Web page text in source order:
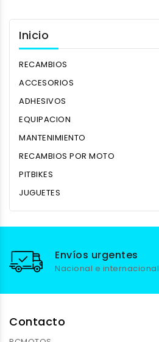
Inicio
RECAMBIOS
ACCESORIOS
ADHESIVOS
EQUIPACION
MANTENIMIENTO
RECAMBIOS POR MOTO
PITBIKES
JUGUETES
Envíos urgentes
Nacional e internacional
Contacto